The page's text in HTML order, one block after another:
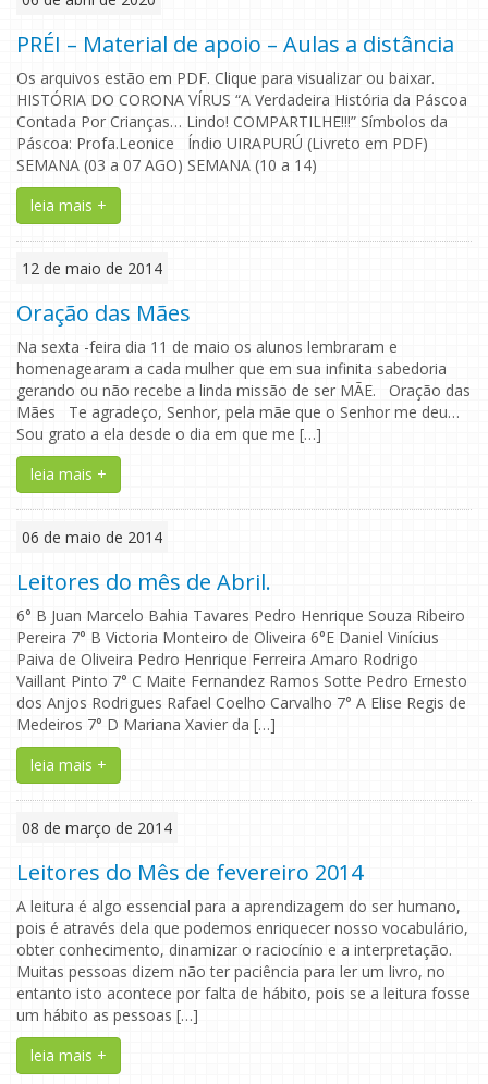
PRÉI – Material de apoio – Aulas a distância
Os arquivos estão em PDF. Clique para visualizar ou baixar.
HISTÓRIA DO CORONA VÍRUS “A Verdadeira História da Páscoa
Contada Por Crianças… Lindo! COMPARTILHE!!!” Símbolos da
Páscoa: Profa.Leonice Índio UIRAPURÚ (Livreto em PDF)
SEMANA (03 a 07 AGO) SEMANA (10 a 14)
leia mais +
12 de maio de 2014
Oração das Mães
Na sexta -feira dia 11 de maio os alunos lembraram e
homenagearam a cada mulher que em sua infinita sabedoria
gerando ou não recebe a linda missão de ser MÃE. Oração das
Mães Te agradeço, Senhor, pela mãe que o Senhor me deu…
Sou grato a ela desde o dia em que me […]
leia mais +
06 de maio de 2014
Leitores do mês de Abril.
6° B Juan Marcelo Bahia Tavares Pedro Henrique Souza Ribeiro
Pereira 7° B Victoria Monteiro de Oliveira 6°E Daniel Vinícius
Paiva de Oliveira Pedro Henrique Ferreira Amaro Rodrigo
Vaillant Pinto 7° C Maite Fernandez Ramos Sotte Pedro Ernesto
dos Anjos Rodrigues Rafael Coelho Carvalho 7° A Elise Regis de
Medeiros 7° D Mariana Xavier da […]
leia mais +
08 de março de 2014
Leitores do Mês de fevereiro 2014
A leitura é algo essencial para a aprendizagem do ser humano,
pois é através dela que podemos enriquecer nosso vocabulário,
obter conhecimento, dinamizar o raciocínio e a interpretação.
Muitas pessoas dizem não ter paciência para ler um livro, no
entanto isto acontece por falta de hábito, pois se a leitura fosse
um hábito as pessoas […]
leia mais +